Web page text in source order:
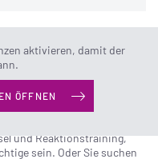
aktivieren, damit der
ÖFFNEN
die zu Ihnen
Schläger in die Hand zu
und Reaktionstraining,
sein. Oder Sie suchen